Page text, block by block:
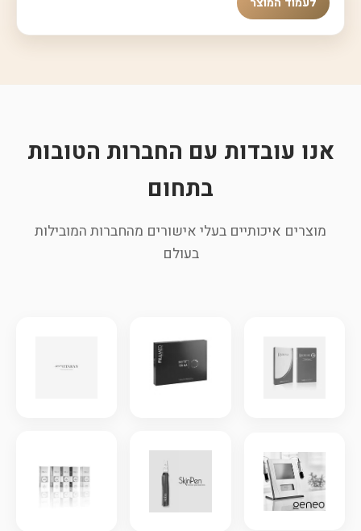
אנו עובדות עם החברות הטובות
בתחום
מוצרים איכותיים בעלי אישורים מהחברות המובילות
בעולם